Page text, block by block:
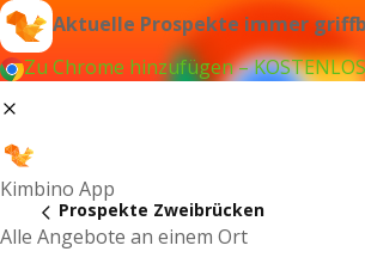
Aktuelle Prospekte immer
Zu Chrome hinzufügen – KOSTENLOS
Kimbino App
Alle Angebote an einem Ort
Prospekte Zweibrücken